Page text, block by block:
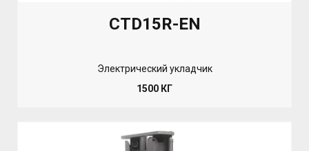
CTD15R-EN
Электрический укладчик
1500 КГ